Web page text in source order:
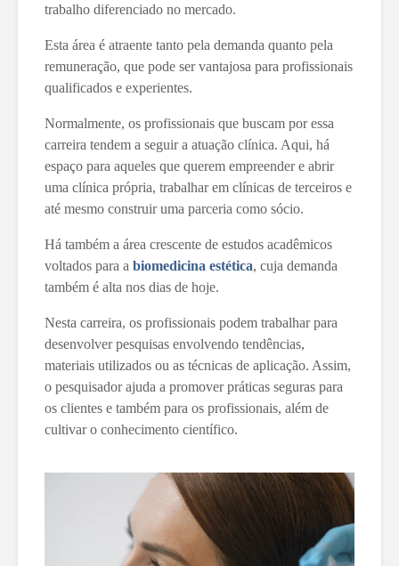
trabalho diferenciado no mercado.
Esta área é atraente tanto pela demanda quanto pela
remuneração, que pode ser vantajosa para profissionais
qualificados e experientes.
Normalmente, os profissionais que buscam por essa
carreira tendem a seguir a atuação clínica. Aqui, há
espaço para aqueles que querem empreender e abrir
uma clínica própria, trabalhar em clínicas de terceiros e
até mesmo construir uma parceria como sócio.
Há também a área crescente de estudos acadêmicos
voltados para a biomedicina estética, cuja demanda
também é alta nos dias de hoje.
Nesta carreira, os profissionais podem trabalhar para
desenvolver pesquisas envolvendo tendências,
materiais utilizados ou as técnicas de aplicação. Assim,
o pesquisador ajuda a promover práticas seguras para
os clientes e também para os profissionais, além de
cultivar o conhecimento científico.